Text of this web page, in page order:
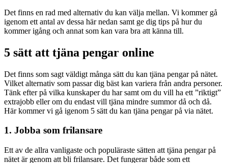
Det finns en rad med alternativ du kan välja mellan. Vi kommer gå
igenom ett antal av dessa här nedan samt ge dig tips på hur du
kommer igång och annat som kan vara bra att känna till.
5 sätt att tjäna pengar online
Det finns som sagt väldigt många sätt du kan tjäna pengar på nätet.
Vilket alternativ som passar dig bäst kan variera från andra personer.
Tänk efter på vilka kunskaper du har samt om du vill ha ett ”riktigt”
extrajobb eller om du endast vill tjäna mindre summor då och då.
Här kommer vi gå igenom 5 sätt du kan tjäna pengar på via nätet.
1. Jobba som frilansare
Ett av de allra vanligaste och populäraste sätten att tjäna pengar på
nätet är genom att bli frilansare. Det fungerar både som ett